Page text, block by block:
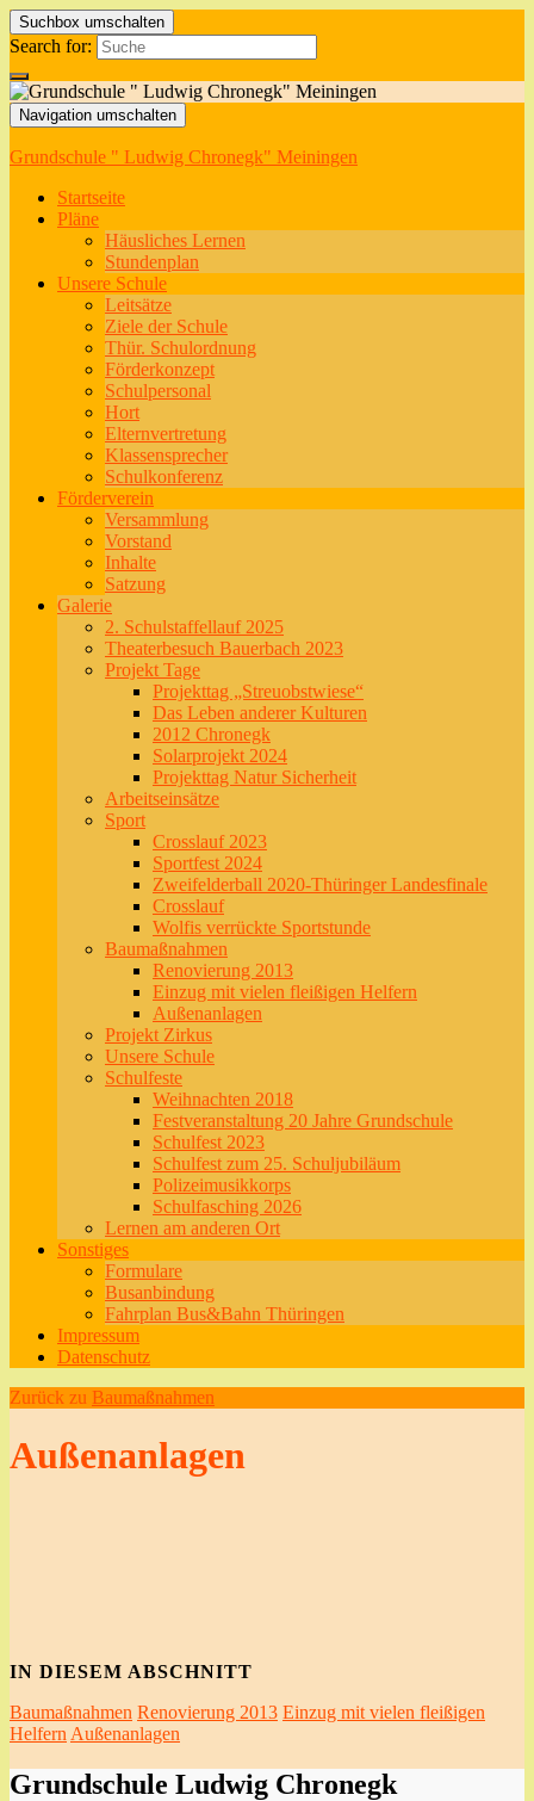
Suchbox umschalten
Search for:
Navigation umschalten
Grundschule " Ludwig Chronegk" Meiningen
Startseite
Pläne
Häusliches Lernen
Stundenplan
Unsere Schule
Leitsätze
Ziele der Schule
Thür. Schulordnung
Förderkonzept
Schulpersonal
Hort
Elternvertretung
Klassensprecher
Schulkonferenz
Förderverein
Versammlung
Vorstand
Inhalte
Satzung
Galerie
2. Schulstaffellauf 2025
Theaterbesuch Bauerbach 2023
Projekt Tage
Projekttag „Streuobstwiese“
Das Leben anderer Kulturen
2012 Chronegk
Solarprojekt 2024
Projekttag Natur Sicherheit
Arbeitseinsätze
Sport
Crosslauf 2023
Sportfest 2024
Zweifelderball 2020-Thüringer Landesfinale
Crosslauf
Wolfis verrückte Sportstunde
Baumaßnahmen
Renovierung 2013
Einzug mit vielen fleißigen Helfern
Außenanlagen
Projekt Zirkus
Unsere Schule
Schulfeste
Weihnachten 2018
Festveranstaltung 20 Jahre Grundschule
Schulfest 2023
Schulfest zum 25. Schuljubiläum
Polizeimusikkorps
Schulfasching 2026
Lernen am anderen Ort
Sonstiges
Formulare
Busanbindung
Fahrplan Bus&Bahn Thüringen
Impressum
Datenschutz
Zurück zu Baumaßnahmen
Außenanlagen
IN DIESEM ABSCHNITT
Baumaßnahmen Renovierung 2013 Einzug mit vielen fleißigen
Helfern Außenanlagen
Grundschule Ludwig Chronegk